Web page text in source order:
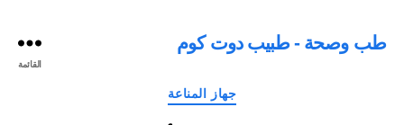
طب وصحة - طبيب دوت كوم
القائمة
التصنيفات
جهاز المناعة